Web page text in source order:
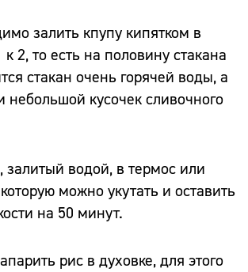
залить кпупу кипятком в
2, то есть на половину стакана
стакан очень горячей воды, а
небольшой кусочек сливочного
залитый водой, в термос или
можно укутать и оставить
на 50 минут.
рис в духовке, для этого